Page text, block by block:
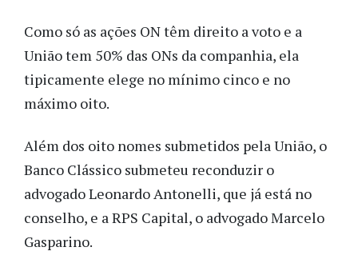
Como só as ações ON têm direito a voto e a
União tem 50% das ONs da companhia, ela
tipicamente elege no mínimo cinco e no
máximo oito.
Além dos oito nomes submetidos pela União, o
Banco Clássico submeteu reconduzir o
advogado Leonardo Antonelli, que já está no
conselho, e a RPS Capital, o advogado Marcelo
Gasparino.